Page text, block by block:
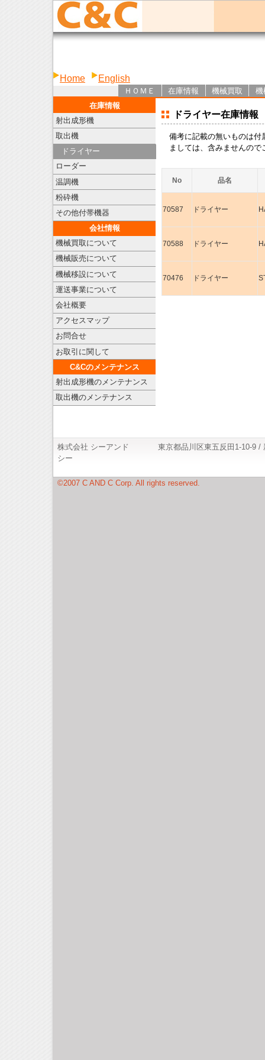
Home English
ＨＯＭＥ 在庫情報 機械買取
機
在庫情報
射出成形機
取出機
ドライヤー
ローダー
温調機
粉砕機
その他付帯機器
会社情報
機械買取について
機械販売について
機械移設について
運送事業について
会社概要
アクセスマップ
お問合せ
お取引に関して
C&Cのメンテナンス
射出成形機のメンテナンス
取出機のメンテナンス
ドライヤー在庫情報
備考に記載の無いものは付
ましては、含みませんので
No 品名
70587 ドライヤー
70588 ドライヤー
70476 ドライヤー
株式会社 シーアンド
シー
東京都品川区東五反田1-10-9 /
©2007 C AND C Corp. All rights reserved.